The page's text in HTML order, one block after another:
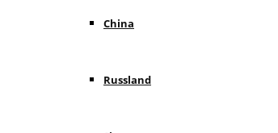
China
Russland